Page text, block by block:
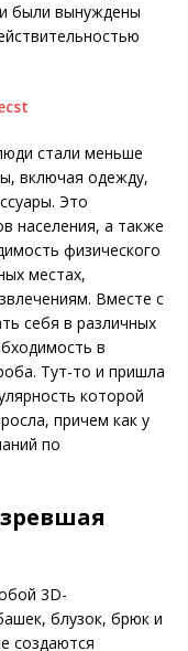
были вынуждены
стали меньше
включая одежду,
Это
населения, а также
физического
местах,
Вместе с
себя в различных
в
Тут-то и пришла
которой
причем как у
по
3D-
блузок, брюк и
создаются